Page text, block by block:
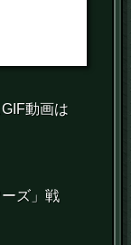
動画は
ズ」戦